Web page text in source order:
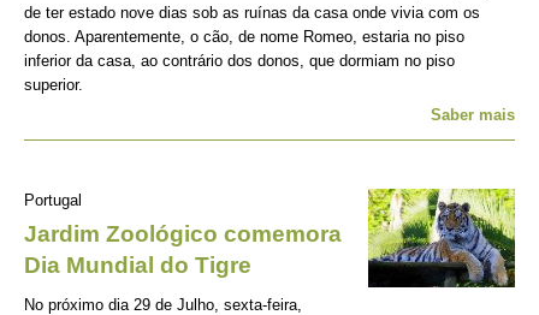
de ter estado nove dias sob as ruínas da casa onde vivia com os
donos. Aparentemente, o cão, de nome Romeo, estaria no piso
inferior da casa, ao contrário dos donos, que dormiam no piso
superior.
Saber mais
Portugal
Jardim Zoológico comemora
Dia Mundial do Tigre
No próximo dia 29 de Julho, sexta-feira,